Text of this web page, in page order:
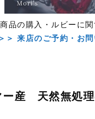
商品の購入・ルビーに
＞＞ 来店のご予約・お
ー産 天然無処